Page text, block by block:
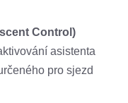
Control)
asistenta
pro sjezd